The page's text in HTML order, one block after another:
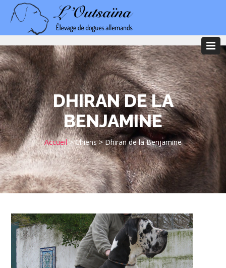
DHIRAN DE LA
BENJAMINE
Accueil >Chiens> Dhiran de la Benjamine